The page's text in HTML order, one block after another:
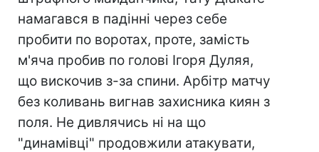
намагався в падінні через себе
пробити по воротах, проте, замість
м'яча пробив по голові Ігоря Дуляя,
що вискочив з-за спини. Арбітр матчу
без коливань вигнав захисника киян з
поля. Не дивлячись ні на що
"динамівці" продовжили атакувати,